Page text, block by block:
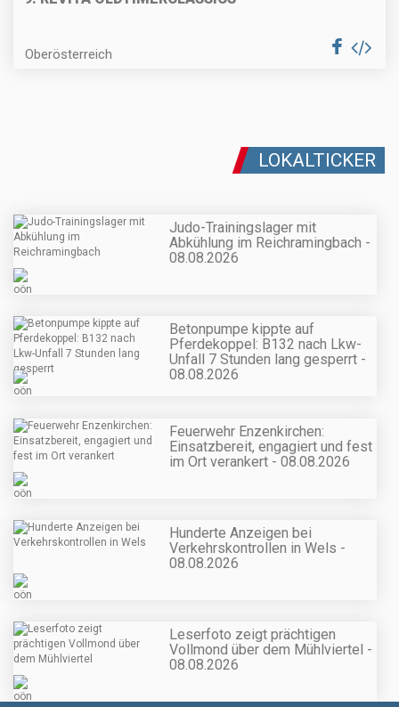
Oberösterreich
LOKALTICKER
Judo-Trainingslager mit
Abkühlung im Reichramingbach -
08.08.2026
Betonpumpe kippte auf
Pferdekoppel: B132 nach Lkw-
Unfall 7 Stunden lang gesperrt -
08.08.2026
Feuerwehr Enzenkirchen:
Einsatzbereit, engagiert und fest
im Ort verankert - 08.08.2026
Hunderte Anzeigen bei
Verkehrskontrollen in Wels -
08.08.2026
Leserfoto zeigt prächtigen
Vollmond über dem Mühlviertel -
08.08.2026